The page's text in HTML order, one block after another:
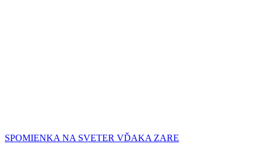
SPOMIENKA NA SVETER VĎAKA ZARE